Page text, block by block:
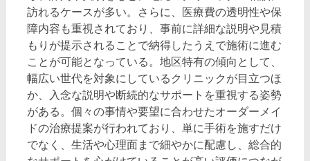
訪れるケースが多い。さらに、医療費の透明性や保
障内容も重視されており、事前に詳細な説明や見積
もりが提示されることで納得したうえで施術に進む
ことが可能となっている。地区特有の傾向として、
幅広い世代を対象にしているクリニックが目立つほ
か、入念な説明や断続的なサポートを重視する姿勢
がある。個々の事情や要望に合わせたオーダーメイ
ドの治療提案が行われており、単に手術を施すだけ
でなく、生活や心理面まで細やかに配慮し、総合的